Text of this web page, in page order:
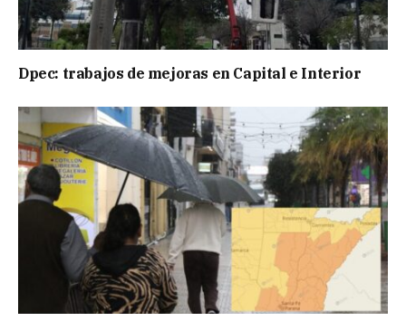
Dpec: trabajos de mejoras en Capital e Interior